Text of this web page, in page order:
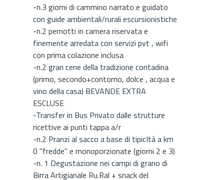
-n.3 giorni di cammino narrato e guidato
con guide ambientali/rurali escursionistiche
-n.2 pernotti in camera riservata e
finemente arredata con servizi pvt , wifi
con prima colazione inclusa
-n.2 gran cene della tradizione contadina
(primo, secondo+contorno, dolce , acqua e
vino della casa) BEVANDE EXTRA
ESCLUSE
-Transfer in Bus Privato dalle strutture
ricettive ai punti tappa a/r
-n.2 Pranzi al sacco a base di tipicItà a km
0 "fredde" e monoporzionate (giorni 2 e 3)
-n. 1 Degustazione nei campi di grano di
Birra Artigianale Ru.Ral + snack del